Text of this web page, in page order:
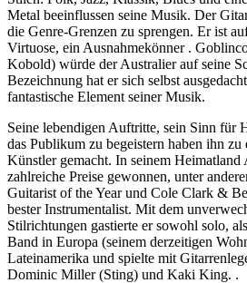
Metal beeinflussen seine Musik. Der
die Genre-Grenzen zu sprengen. Er ist
Virtuose, ein Ausnahmekönner .
Kobold) würde der Australier auf seine
Bezeichnung hat er sich selbst
fantastische Element seiner Musik.
Seine lebendigen Auftritte, sein Sinn für
das Publikum zu begeistern haben ihn
Künstler gemacht. In seinem Heimatland
zahlreiche Preise gewonnen, unter
Guitarist of the Year und Cole Clark &
bester Instrumentalist. Mit dem
Stilrichtungen gastierte er sowohl solo,
Band in Europa (seinem derzeitigen
Lateinamerika und spielte mit
Dominic Miller (Sting) und Kaki King. .